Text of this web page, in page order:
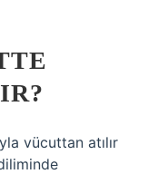
vücuttan atılır